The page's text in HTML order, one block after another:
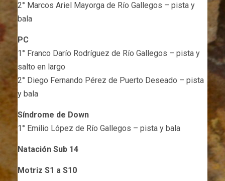
2° Marcos Ariel Mayorga de Río Gallegos – pista y
bala
PC
1° Franco Darío Rodríguez de Río Gallegos – pista y
salto en largo
2° Diego Fernando Pérez de Puerto Deseado – pista
y bala
Síndrome de Down
1° Emilio López de Río Gallegos – pista y bala
Natación Sub 14
Motriz S1 a S10